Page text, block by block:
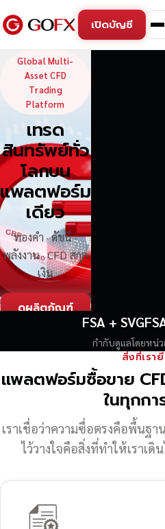
เปิดบัญชี
GoFX —
Global Multi-
Asset CFD
Trading
Platform
เทรด
สินทรัพย์ทั่ว
โลกบน
แพลตฟอร์ม
เดียว
ทองคำ · ดัชนี ·
พลังงาน · CFD สกุล
เงิน
ดูผลิตภัณฑ์
FSA +
กำกับดูแลโดยหน่ว
สิ่งที่เรา
แพลตฟอร์มซื้อขาย
ในทุกกา
เราเชื่อว่าความซื่อตรงคือพื้นฐา
ไว้วางใจคือสิ่งที่ทำให้เราเ